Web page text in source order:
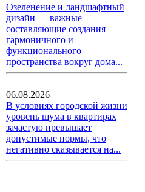
Озеленение и ландшафтный
дизайн — важные
составляющие создания
гармоничного и
функционального
пространства вокруг дома...
06.08.2026
В условиях городской жизни
уровень шума в квартирах
зачастую превышает
допустимые нормы, что
негативно сказывается на...